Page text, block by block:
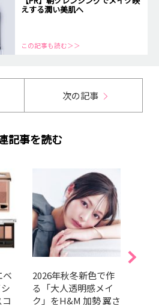
えする潤い美肌へ
この記事も読む＞＞
次の記事
記事を読む
ベ
2026年秋冬新色で作
る「大人透明感メイ
ク」をH&M 加勢 翼さ